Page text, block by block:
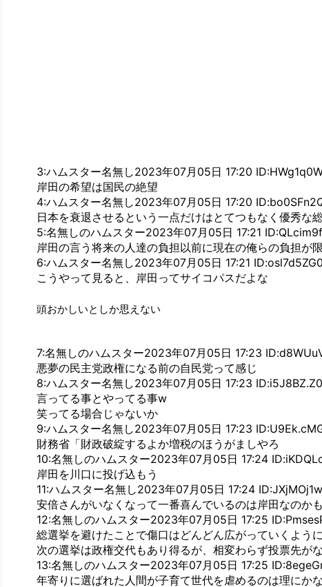
3:ハムスター名無し2023年07月05日 17:20
岸田の希望は国民の絶望
4:ハムスター名無し2023年07月05日 17:20
日本を衰退させるという一点だけはとてつもなく優秀な
5:名無しのハムスター2023年07月05日 17:21
岸田の言う将来の人達の負担以前に現在の俺らの負担が
6:ハムスター名無し2023年07月05日 17:21 ID:osl7d5ZG0
こうやって見ると、岸田ってサイコパスだよな
頭おかしいとしか思えない
7:名無しのハムスター2023年07月05日 17:23
悪夢の民主党政権になる前の自民党って感じ
8:ハムスター名無し2023年07月05日 17:23 ID:i5J8BZ.Z0
言ってる事とやってる事w
笑ってる場合じゃないか
9:ハムスター名無し2023年07月05日 17:23
財務省「財政破綻するよか増税のほうがましやろ
10:名無しのハムスター2023年07月05日 17:24
岸田を川口に投げ込もう
11:ハムスター名無し2023年07月05日 17:24
安倍さんがいなくなって一番喜んでいるのは岸田なの
12:名無しのハムスター2023年07月05日 17:25
総選挙を避けたことで傷口はどんどん広がっていくよう
次の選挙は政権交代もあり得るが、相変わらず投票先が
13:名無しのハムスター2023年07月05日 17:25
年寄りに選ばれた人間が子育て世代を虐めるのは理にか